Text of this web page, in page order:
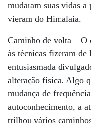
mudaram suas vidas a
vieram do Himalaia.
Caminho de volta – O
às técnicas fizeram de
entusiasmada
alteração física. Algo
mudança de
autoconhecimento, a
trilhou vários